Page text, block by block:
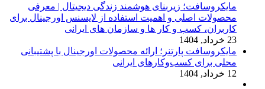
مایکروسافت؛ زیربنای هوشمند زندگی دیجیتال | معرفی
محصولات اصلی و اهمیت استفاده از لایسنس اورجینال برای
کاربران، کسب و کار ها و سازمان های ایرانی
23 خرداد, 1404
مایکروسافت پارتنر؛ ارائه محصولات اورجینال با پشتیبانی
محلی برای کسب‌وکارهای ایرانی
12 خرداد, 1404